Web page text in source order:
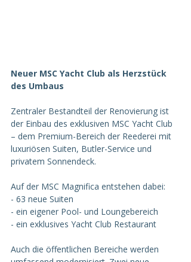
Neuer MSC Yacht Club als Herzstück
des Umbaus
Zentraler Bestandteil der Renovierung ist
der Einbau des exklusiven MSC Yacht Club
– dem Premium-Bereich der Reederei mit
luxuriösen Suiten, Butler-Service und
privatem Sonnendeck.
Auf der MSC Magnifica entstehen dabei:
- 63 neue Suiten
- ein eigener Pool- und Loungebereich
- ein exklusives Yacht Club Restaurant
Auch die öffentlichen Bereiche werden